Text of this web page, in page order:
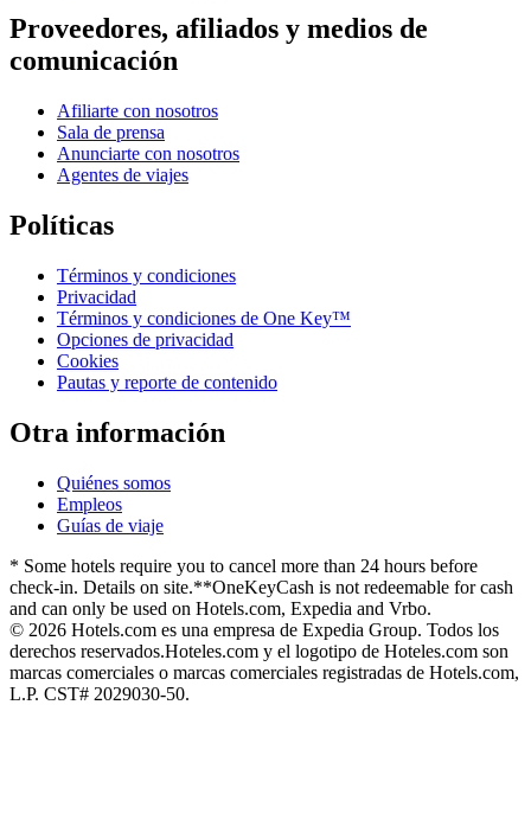
Proveedores, afiliados y medios de
comunicación
Afiliarte con nosotros
Sala de prensa
Anunciarte con nosotros
Agentes de viajes
Políticas
Términos y condiciones
Privacidad
Términos y condiciones de One Key™
Opciones de privacidad
Cookies
Pautas y reporte de contenido
Otra información
Quiénes somos
Empleos
Guías de viaje
* Some hotels require you to cancel more than 24 hours before
check-in. Details on site.**OneKeyCash is not redeemable for cash
and can only be used on Hotels.com, Expedia and Vrbo.
© 2026 Hotels.com es una empresa de Expedia Group. Todos los
derechos reservados.Hoteles.com y el logotipo de Hoteles.com son
marcas comerciales o marcas comerciales registradas de Hotels.com,
L.P. CST# 2029030-50.